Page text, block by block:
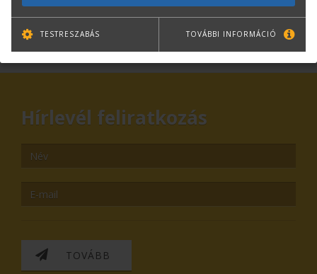
Hírlevél feliratkozás
TOVÁBB
TESTRESZABÁS TOVÁBBI INFORMÁCIÓ